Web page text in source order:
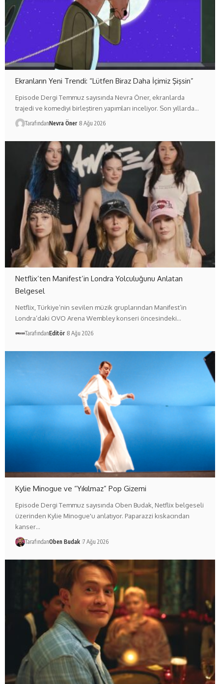
Ekranların Yeni Trendi: “Lütfen Biraz Daha İçimiz Şişsin”
Episode Dergi Temmuz sayısında Nevra Öner, ekranlarda
trajedi ve komediyi birleştiren yapımları inceliyor. Son yıllarda…
TarafındanNevra Öner 8 Ağu 2026
Netflix’ten Manifest’in Londra Yolculuğunu Anlatan
Belgesel
Netflix, Türkiye’nin sevilen müzik gruplarından Manifest’in
Londra’daki OVO Arena Wembley konseri öncesindeki…
TarafındanEditör 8 Ağu 2026
Kylie Minogue ve “Yıkılmaz” Pop Gizemi
Episode Dergi Temmuz sayısında Oben Budak, Netflix belgeseli
üzerinden Kylie Minogue'u anlatıyor. Paparazzi kıskacından
kanser…
TarafındanOben Budak 7 Ağu 2026